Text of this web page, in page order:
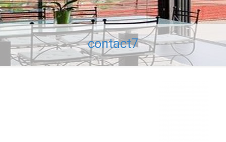
contact7